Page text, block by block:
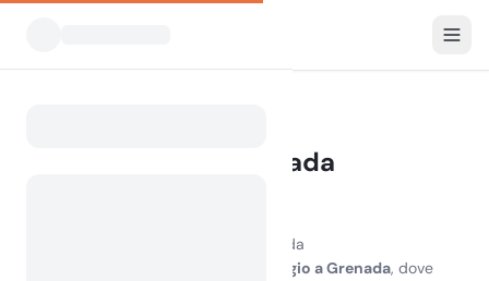
Campeggio a Grenada
Scopri la gioia del campeggio a Grenada
campeggio a Grenada, dove